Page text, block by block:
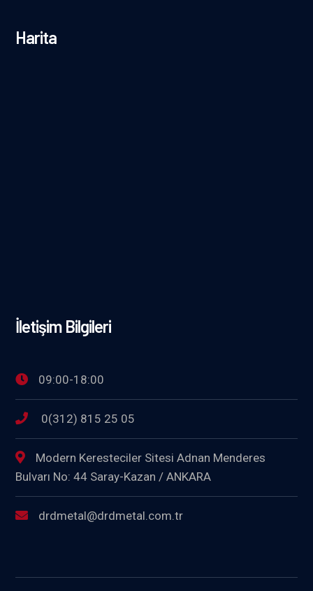
Harita
İletişim Bilgileri
09:00-18:00
0(312) 815 25 05
Modern Keresteciler Sitesi Adnan Menderes
Bulvarı No: 44 Saray-Kazan / ANKARA
drdmetal@drdmetal.com.tr